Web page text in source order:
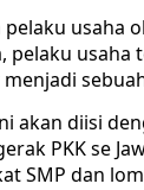
usaha
akan diisi
PKK se
SMP dan